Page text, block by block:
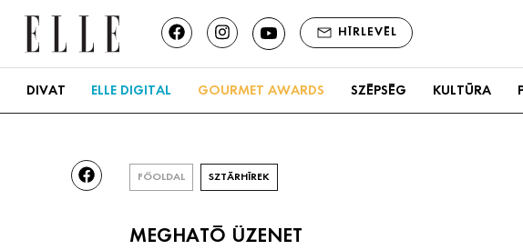
HÍRLEVÉL
DIVAT ELLE DIGITAL GOURMET AWARDS SZÉPSÉG KULTÚRA
FŐOLDAL SZTÁRHÍREK
MEGHATÓ ÜZENET